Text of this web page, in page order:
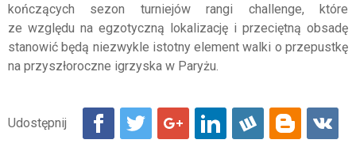
kończących sezon turniejów rangi challenge, które
ze względu na egzotyczną lokalizację i przeciętną obsadę
stanowić będą niezwykle istotny element walki o przepustkę
na przyszłoroczne igrzyska w Paryżu.